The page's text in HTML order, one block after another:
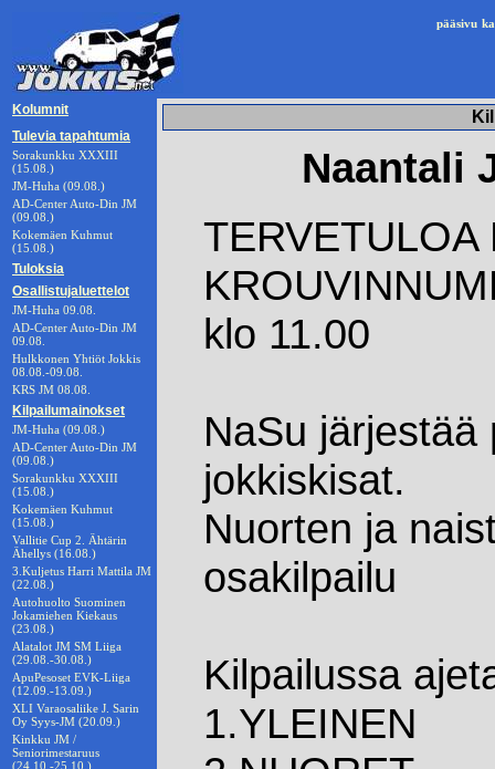
pääsivu
Kolumnit
Tulevia tapahtumia
Sorakunkku XXXIII
(15.08.)
JM-Huha (09.08.)
AD-Center Auto-Din JM
(09.08.)
Kokemäen Kuhmut
(15.08.)
Tuloksia
Osallistujaluettelot
JM-Huha 09.08.
AD-Center Auto-Din JM
09.08.
Hulkkonen Yhtiöt Jokkis
08.08.-09.08.
KRS JM 08.08.
Kilpailumainokset
JM-Huha (09.08.)
AD-Center Auto-Din JM
(09.08.)
Sorakunkku XXXIII
(15.08.)
Kokemäen Kuhmut
(15.08.)
Vallitie Cup 2. Ähtärin
Ähellys (16.08.)
3.Kuljetus Harri Mattila JM
(22.08.)
Autohuolto Suominen
Jokamiehen Kiekaus
(23.08.)
Alatalot JM SM Liiga
(29.08.-30.08.)
ApuPesoset EVK-Liiga
(12.09.-13.09.)
XLI Varaosaliike J. Sarin
Oy Syys-JM (20.09.)
Kinkku JM /
Seniorimestaruus
(24.10.-25.10.)
Naantali
TERVETULOA
klo 11.00
NaSu
jokkiskisat.
Nuorten ja
osakilpailu
Kilpailussa
1.YLEINEN